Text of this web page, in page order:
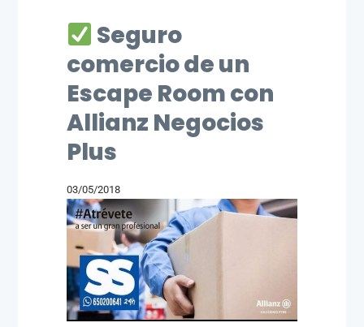
Seguro
comercio de un
Escape Room con
Allianz Negocios
Plus
03/05/2018